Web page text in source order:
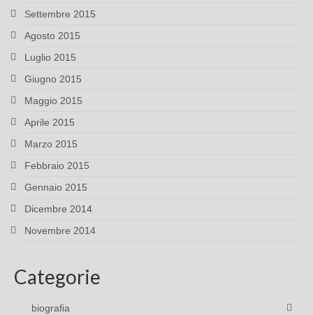
Settembre 2015
Agosto 2015
Luglio 2015
Giugno 2015
Maggio 2015
Aprile 2015
Marzo 2015
Febbraio 2015
Gennaio 2015
Dicembre 2014
Novembre 2014
Categorie
biografia